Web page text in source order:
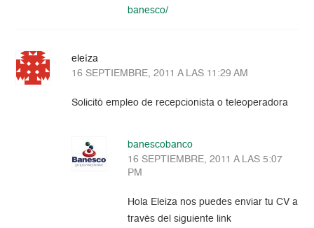
banesco/
eleíza
16 SEPTIEMBRE, 2011 A LAS 11:29 AM
Solicitó empleo de recepcionista o teleoperadora
banescobanco
16 SEPTIEMBRE, 2011 A LAS 5:07
PM
Hola Eleiza nos puedes enviar tu CV a
través del siguiente link